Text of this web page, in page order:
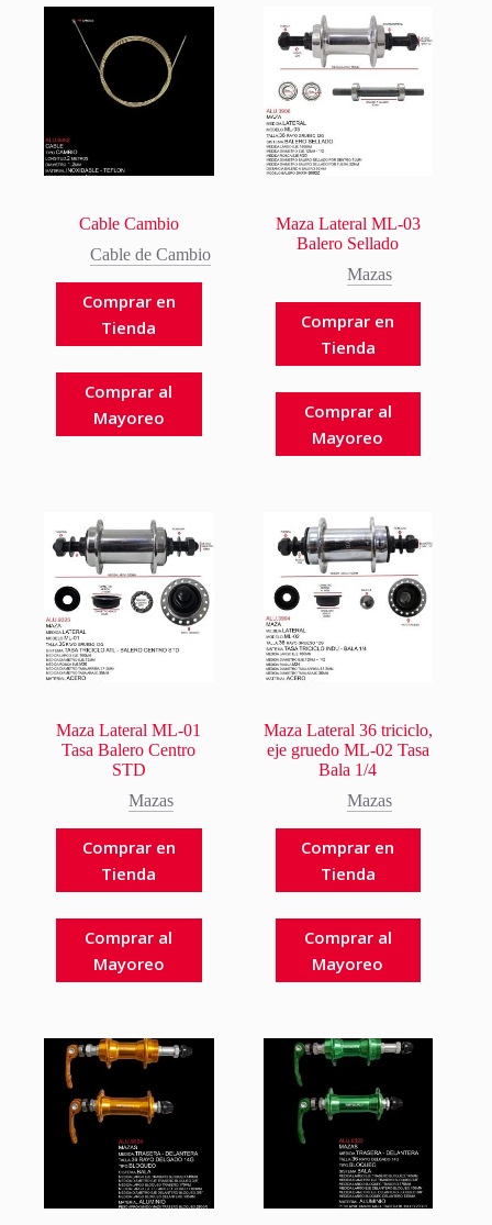
Cable Cambio
Cable de Cambio
Comprar en
Tienda
Comprar al
Mayoreo
Maza Lateral ML-03
Balero Sellado
Mazas
Comprar en
Tienda
Comprar al
Mayoreo
Maza Lateral ML-01
Tasa Balero Centro
STD
Mazas
Comprar en
Tienda
Comprar al
Mayoreo
Maza Lateral 36 triciclo,
eje gruedo ML-02 Tasa
Bala 1/4
Mazas
Comprar en
Tienda
Comprar al
Mayoreo